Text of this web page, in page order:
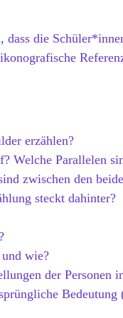
dass die
erzählen?
Welche Parallelen
zwischen den
steckt dahinter?
wie?
der Personen